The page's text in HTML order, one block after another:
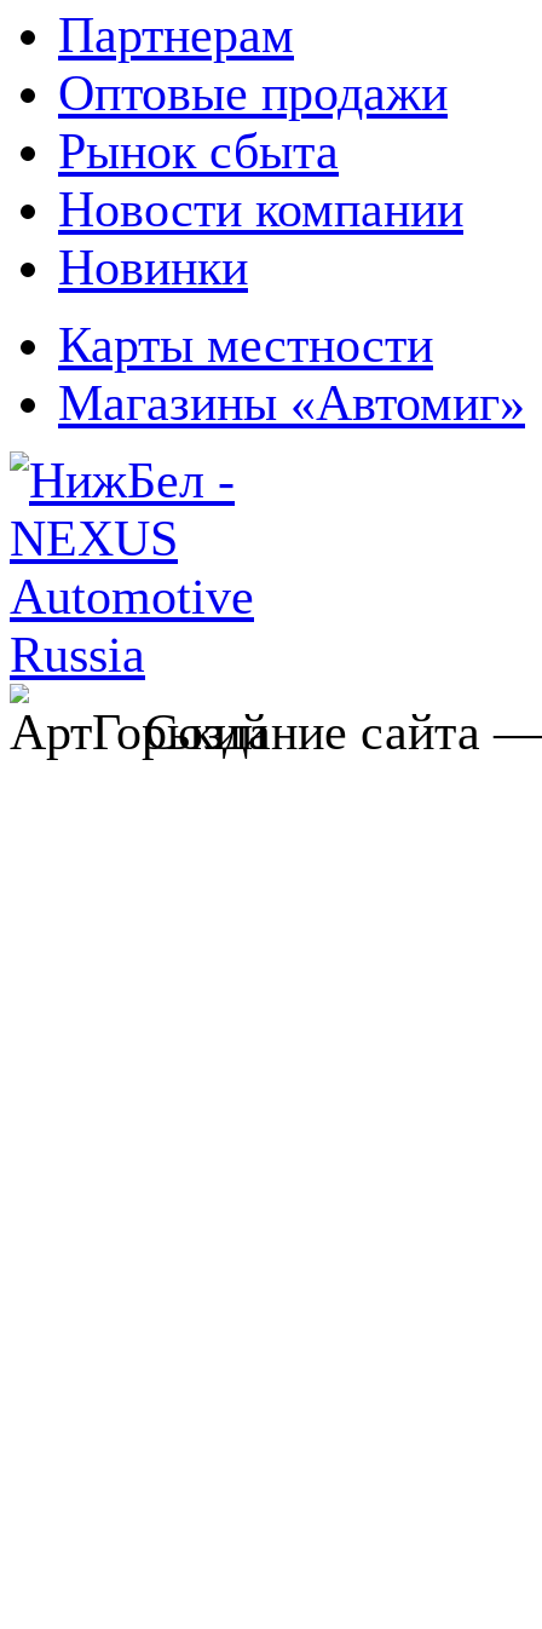
Партнерам
Оптовые продажи
Рынок сбыта
Новости компании
Новинки
Карты местности
Магазины «Автомиг»
Создание сайта